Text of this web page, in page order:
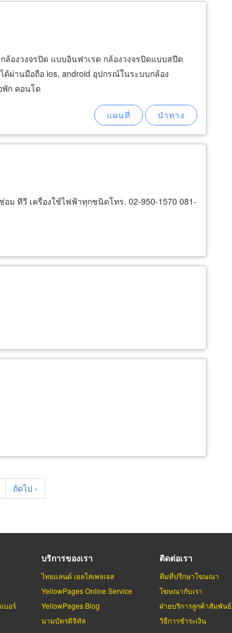
องวงจรปิด แบบอินฟาเรด กล้องวงจรปิดแบบสปีด
ผ่านมือถือ ios, android อุปกรณ์ในระบบกล้อง
พัก คอนโด
ม ทีวี เครื่องใช้ไฟฟ้าทุกชนิดโทร. 02-950-1570 081-
Next
page
ถัดไป ›
บอร์
บริการของเรา
ไทยแลนด์ เยลโล่เพจเจส
YellowPages Online Service
YellowPages Blog
นามบัตรดิจิทัล
ติดต่อเรา
ทีมที่ปรึกษาโฆษณา
โฆษณากับเรา
ฝ่ายบริการลูกค้าสัมพันธ์
วิธีการชำระเงิน